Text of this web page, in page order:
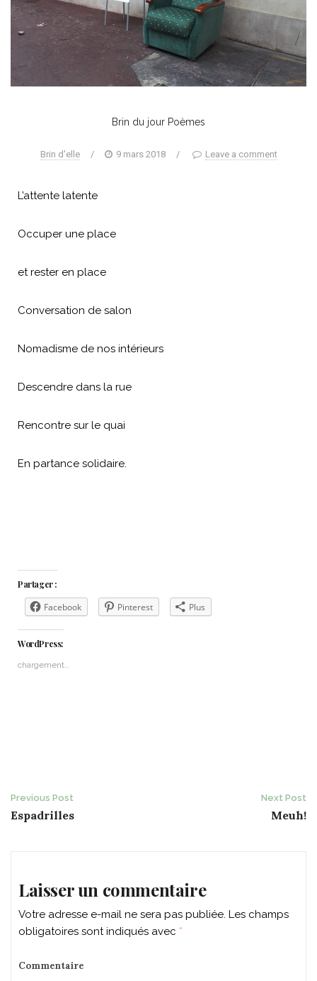
Brin du jour Poèmes
Brin d'elle / 9 mars 2018 / Leave a comment
L’attente latente
Occuper une place
et rester en place
Conversation de salon
Nomadisme de nos intérieurs
Descendre dans la rue
Rencontre sur le quai
En partance solidaire.
Partager :
Facebook Pinterest Plus
WordPress:
chargement…
Post
navigation
Previous Post
Espadrilles
Next Post
Meuh!
Laisser un commentaire
Votre adresse e-mail ne sera pas publiée. Les champs
obligatoires sont indiqués avec *
Commentaire